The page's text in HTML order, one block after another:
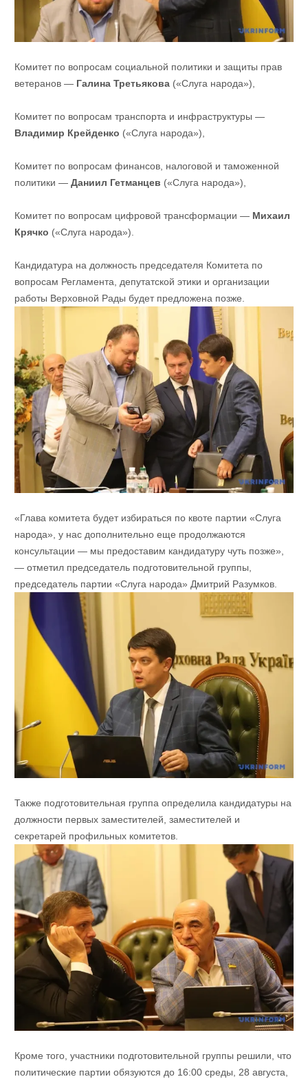
Комитет по вопросам социальной политики и защиты прав
ветеранов — Галина Третьякова(«Слуга народа»),
Комитет по вопросам транспорта и инфраструктуры —
Владимир Крейденко («Слуга народа»),
Комитет по вопросам финансов, налоговой и таможенной
политики — Даниил Гетманцев («Слуга народа»),
Комитет по вопросам цифровой трансформации — Михаил
Крячко («Слуга народа»).
Кандидатура на должность председателя Комитета по
вопросам Регламента, депутатской этики и организации
работы Верховной Рады будет предложена позже.
«Глава комитета будет избираться по квоте партии «Слуга
народа», у нас дополнительно еще продолжаются
консультации — мы предоставим кандидатуру чуть позже»,
— отметил председатель подготовительной группы,
председатель партии «Слуга народа» Дмитрий Разумков.
Также подготовительная группа определила кандидатуры на
должности первых заместителей, заместителей и
секретарей профильных комитетов.
Кроме того, участники подготовительной группы решили, что
политические партии обязуются до 16:00 среды, 28 августа,